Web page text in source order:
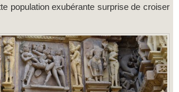
population exubérante surprise de croiser